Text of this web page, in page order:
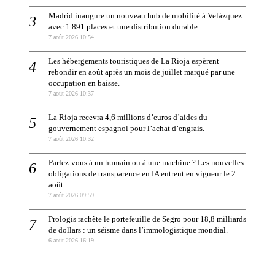
Madrid inaugure un nouveau hub de mobilité à Velázquez
avec 1.891 places et une distribution durable.
7 août 2026 10:54
Les hébergements touristiques de La Rioja espèrent
rebondir en août après un mois de juillet marqué par une
occupation en baisse.
7 août 2026 10:37
La Rioja recevra 4,6 millions d’euros d’aides du
gouvernement espagnol pour l’achat d’engrais.
7 août 2026 10:32
Parlez-vous à un humain ou à une machine ? Les nouvelles
obligations de transparence en IA entrent en vigueur le 2
août.
7 août 2026 09:59
Prologis rachète le portefeuille de Segro pour 18,8 milliards
de dollars : un séisme dans l’immologistique mondial.
6 août 2026 16:19